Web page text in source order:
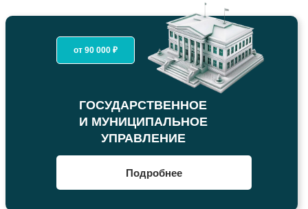
от 90 000 ₽
ГОСУДАРСТВЕННОЕ
И МУНИЦИПАЛЬНОЕ
УПРАВЛЕНИЕ
Подробнее